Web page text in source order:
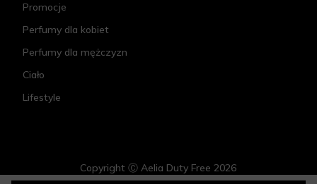
Promocje
Perfumy dla kobiet
Perfumy dla mężczyzn
Ciało
Lifestyle
Copyright Ⓒ Aelia Duty Free 2026